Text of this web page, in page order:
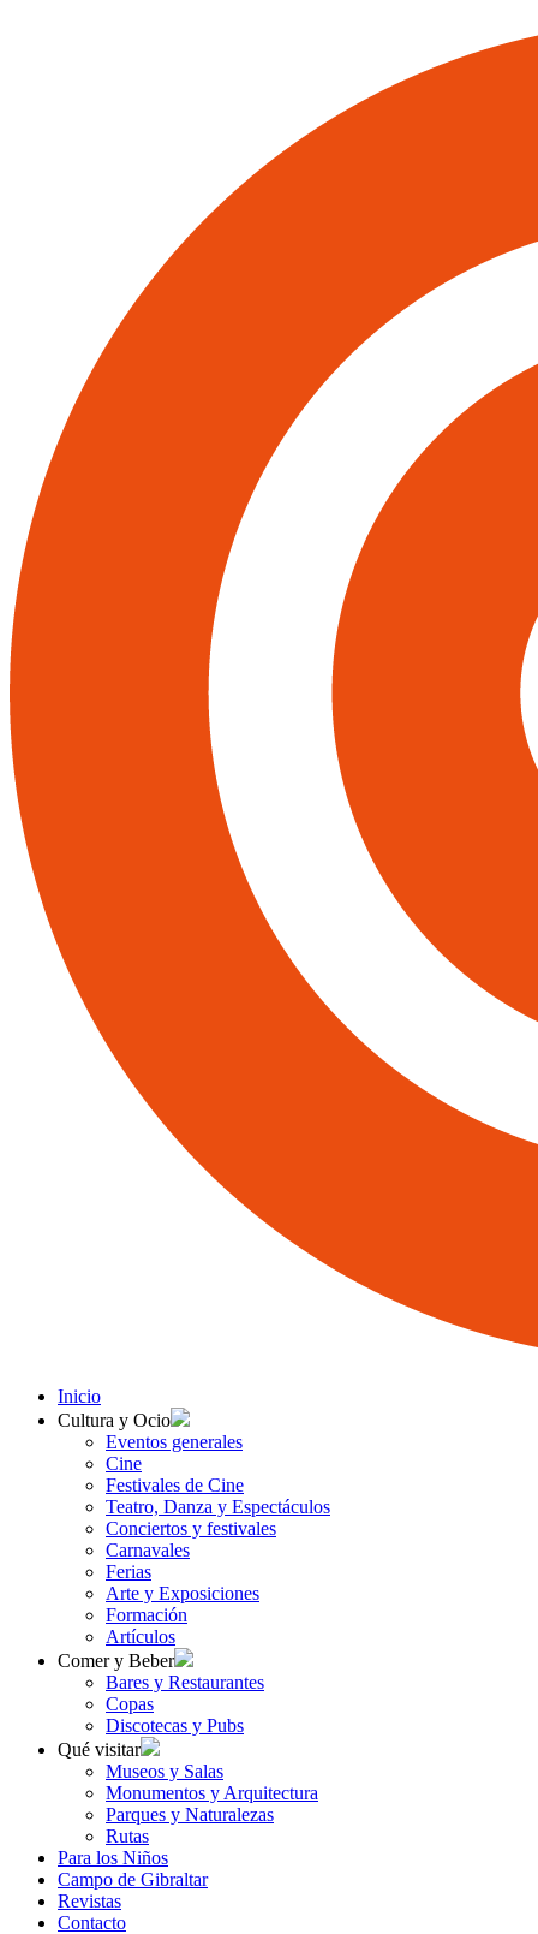
Inicio
Cultura y Ocio
Eventos generales
Cine
Festivales de Cine
Teatro, Danza y Espectáculos
Conciertos y festivales
Carnavales
Ferias
Arte y Exposiciones
Formación
Artículos
Comer y Beber
Bares y Restaurantes
Copas
Discotecas y Pubs
Qué visitar
Museos y Salas
Monumentos y Arquitectura
Parques y Naturalezas
Rutas
Para los Niños
Campo de Gibraltar
Revistas
Contacto